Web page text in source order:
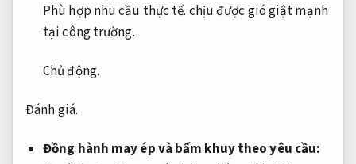
Phù hợp nhu cầu thực tế. chịu được gió giật mạnh
tại công trường.
Chủ động.
Đánh giá.
Đồng hành may ép và bấm khuy theo yêu cầu: